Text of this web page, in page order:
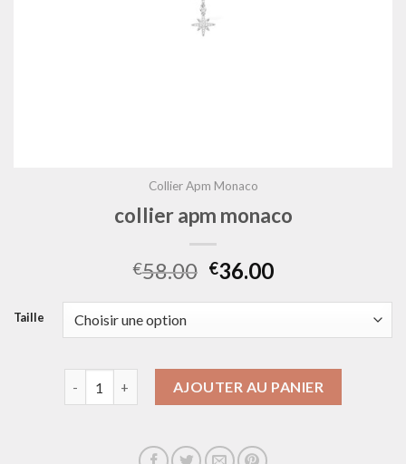
Collier Apm Monaco
collier apm monaco
€58.00 €36.00
Taille
AJOUTER AU PANIER